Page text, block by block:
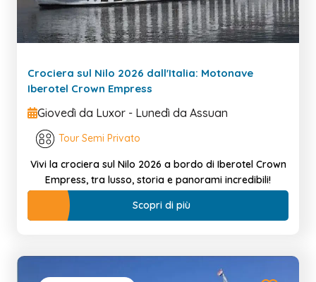
Crociera sul Nilo 2026 dall'Italia: Motonave
Iberotel Crown Empress
Giovedì da Luxor - Lunedì da Assuan
Tour Semi Privato
Vivi la crociera sul Nilo 2026 a bordo di Iberotel Crown
Empress, tra lusso, storia e panorami incredibili!
Scopri di più